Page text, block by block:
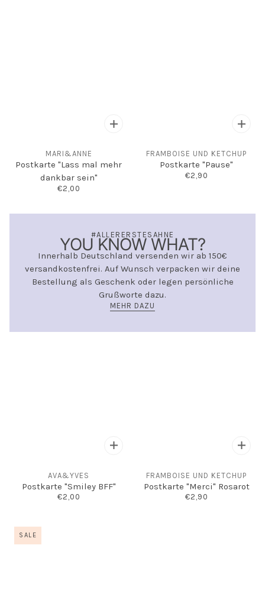
MARI&ANNE
Postkarte "Lass mal mehr
dankbar sein"
€2,00
#ALLERERSTESAHNE
YOU KNOW WHAT?
Innerhalb Deutschland versenden wir ab 150€
versandkostenfrei. Auf Wunsch verpacken wir deine
Bestellung als Geschenk oder legen persönliche
Grußworte dazu.
MEHR DAZU
FRAMBOISE UND KETCHUP
Postkarte "Pause"
€2,90
AVA&YVES
Postkarte "Smiley BFF"
€2,00
FRAMBOISE UND KETCHUP
Postkarte "Merci" Rosarot
€2,90
SALE